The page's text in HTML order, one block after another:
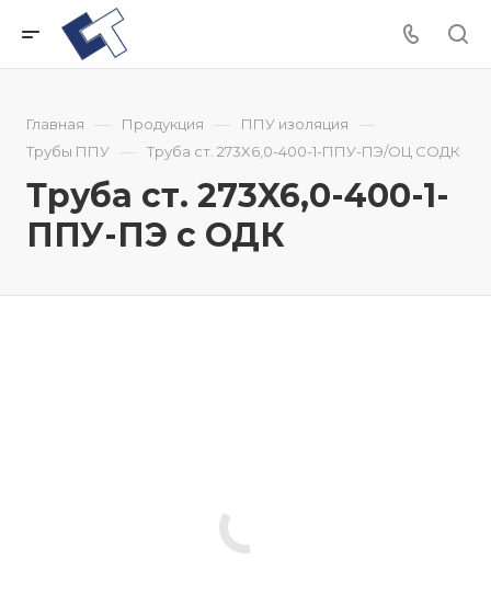
Главная — Продукция — ППУ изоляция —
Трубы ППУ — Труба ст. 273X6,0-400-1-ППУ-ПЭ/ОЦ CОДК
Труба ст. 273X6,0-400-1-
ППУ-ПЭ с ОДК